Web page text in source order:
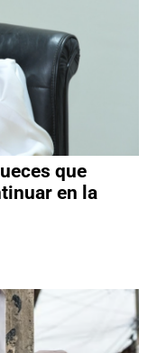
que
en la